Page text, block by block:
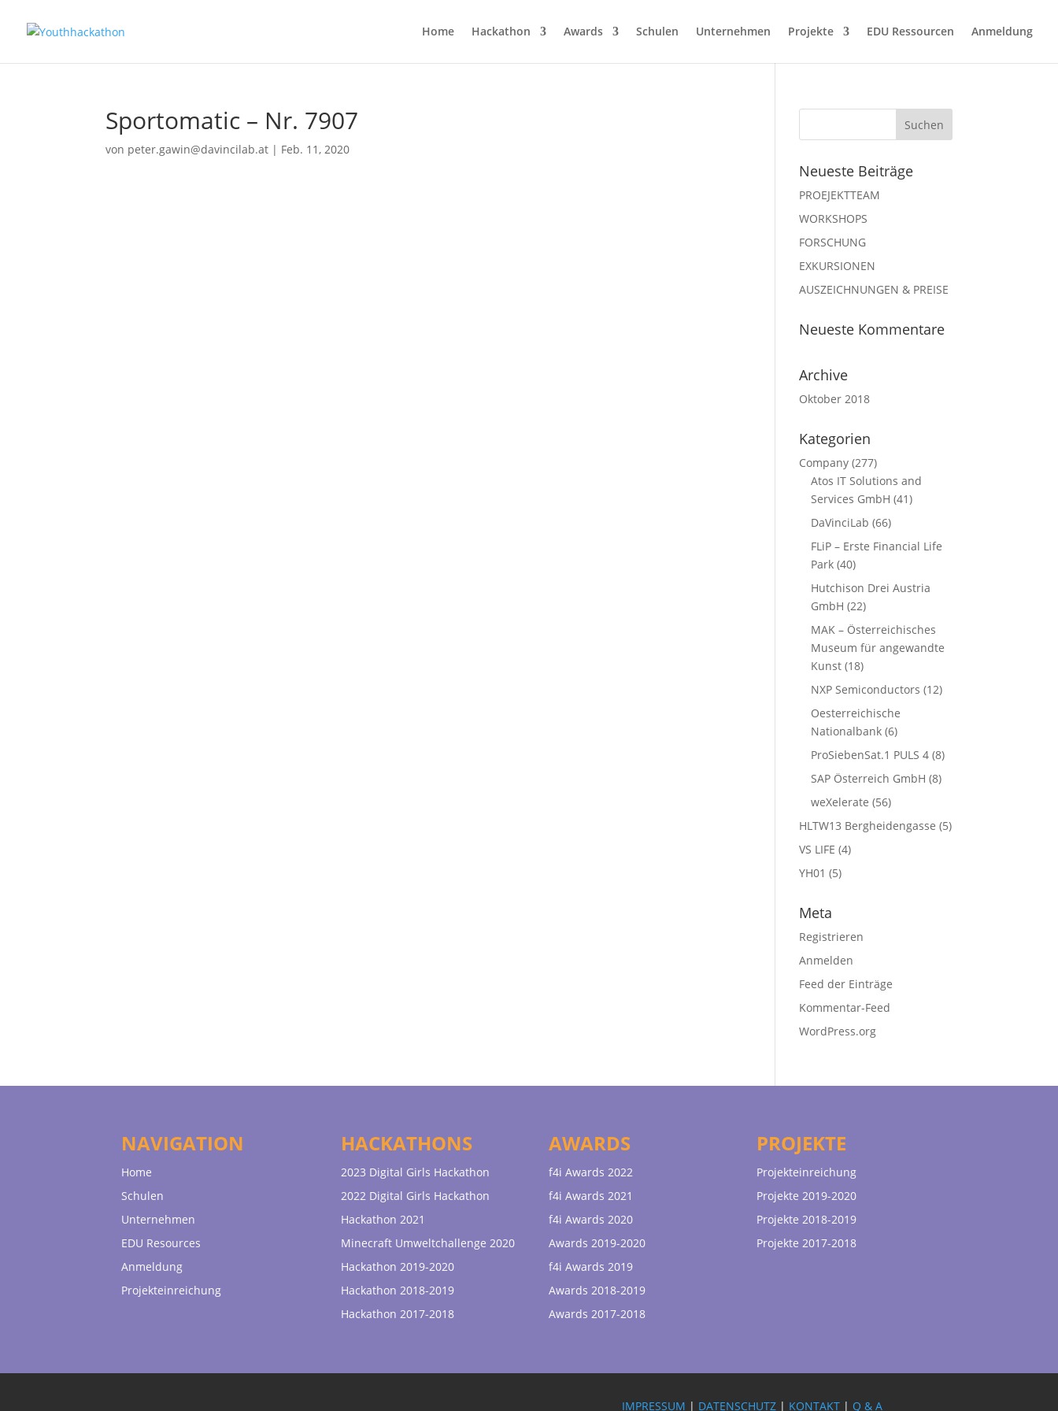
Home Hackathon Awards Schulen Unternehmen Projekte EDU Ressourcen Anmeldung
Sportomatic – Nr. 7907
von peter.gawin@davincilab.at | Feb. 11, 2020
Neueste Beiträge
PROEJEKTTEAM
WORKSHOPS
FORSCHUNG
EXKURSIONEN
AUSZEICHNUNGEN & PREISE
Neueste Kommentare
Archive
Oktober 2018
Kategorien
Company (277)
Atos IT Solutions and
Services GmbH (41)
DaVinciLab (66)
FLiP – Erste Financial Life
Park (40)
Hutchison Drei Austria
GmbH (22)
MAK – Österreichisches
Museum für angewandte
Kunst (18)
NXP Semiconductors (12)
Oesterreichische
Nationalbank (6)
ProSiebenSat.1 PULS 4 (8)
SAP Österreich GmbH (8)
weXelerate (56)
HLTW13 Bergheidengasse (5)
VS LIFE (4)
YH01 (5)
Meta
Registrieren
Anmelden
Feed der Einträge
Kommentar-Feed
WordPress.org
NAVIGATION
Home
Schulen
Unternehmen
EDU Resources
Anmeldung
Projekteinreichung
HACKATHONS
2023 Digital Girls Hackathon
2022 Digital Girls Hackathon
Hackathon 2021
Minecraft Umweltchallenge 2020
Hackathon 2019-2020
Hackathon 2018-2019
Hackathon 2017-2018
AWARDS
f4i Awards 2022
f4i Awards 2021
f4i Awards 2020
Awards 2019-2020
f4i Awards 2019
Awards 2018-2019
Awards 2017-2018
PROJEKTE
Projekteinreichung
Projekte 2019-2020
Projekte 2018-2019
Projekte 2017-2018
IMPRESSUM | DATENSCHUTZ | KONTAKT | Q & A